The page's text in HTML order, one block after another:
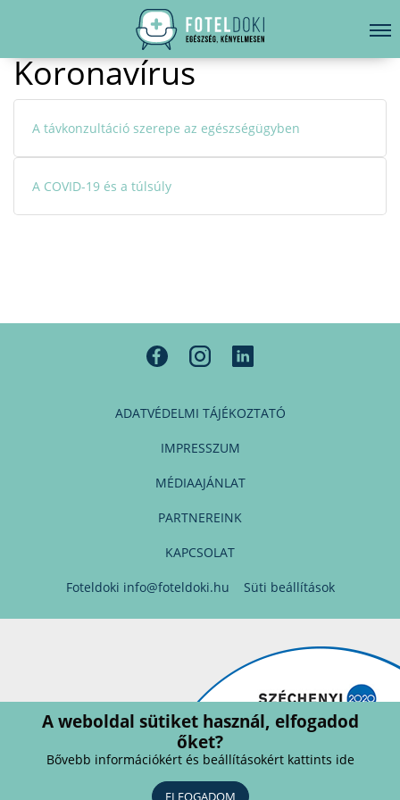
LELKI EGÉSZSÉG
ÜGYELETKERESŐ
ORVOS VÁLASZOL
Koronavírus
Koronavírus
A távkonzultáció szerepe az egészségügyben
A COVID-19 és a túlsúly
ADATVÉDELMI TÁJÉKOZTATÓ
IMPRESSZUM
MÉDIAAJÁNLAT
PARTNEREINK
KAPCSOLAT
Foteldoki info@foteldoki.hu Süti beállítások
A weboldal sütiket használ, elfogadod
őket?
Bővebb információkért és beállításokért kattints ide
ELFOGADOM